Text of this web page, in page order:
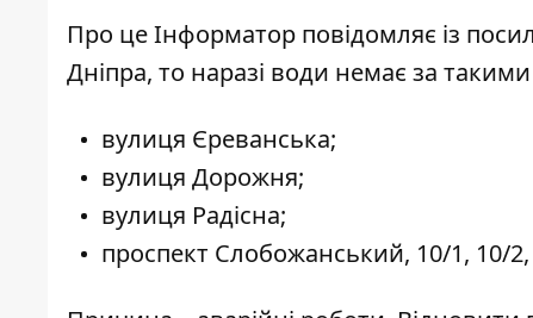
Про це Інформатор повідомляє із
Дніпра, то наразі води немає за
вулиця Єреванська;
вулиця Дорожня;
вулиця Радісна;
проспект Слобожанський, 10/1, 10/2,